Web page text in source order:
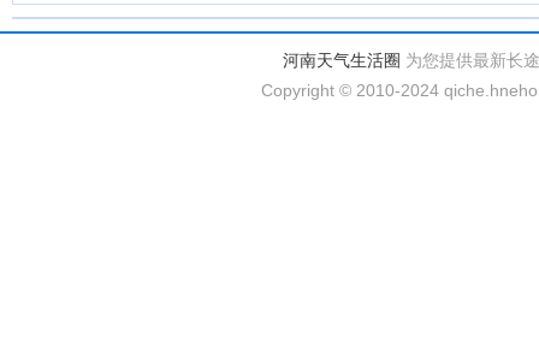
河南天气生活圈 为您提供最新长
Copyright © 2010-2024